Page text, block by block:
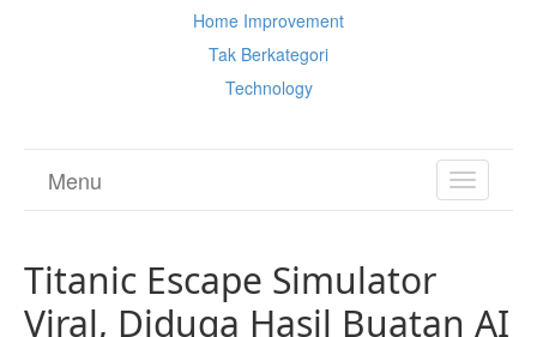
Home Improvement
Tak Berkategori
Technology
TOGGLE
Menu
Titanic Escape Simulator
Viral, Diduga Hasil Buatan AI